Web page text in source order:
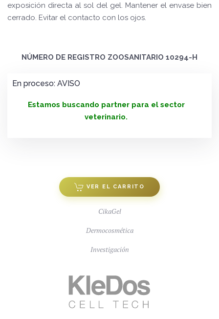
exposición directa al sol del gel. Mantener el envase bien
cerrado. Evitar el contacto con los ojos.
NÚMERO DE REGISTRO ZOOSANITARIO 10294-H
En proceso: AVISO
Estamos buscando partner para el sector
veterinario.
VER EL CARRITO
CikaGel
Dermocosmética
Investigación